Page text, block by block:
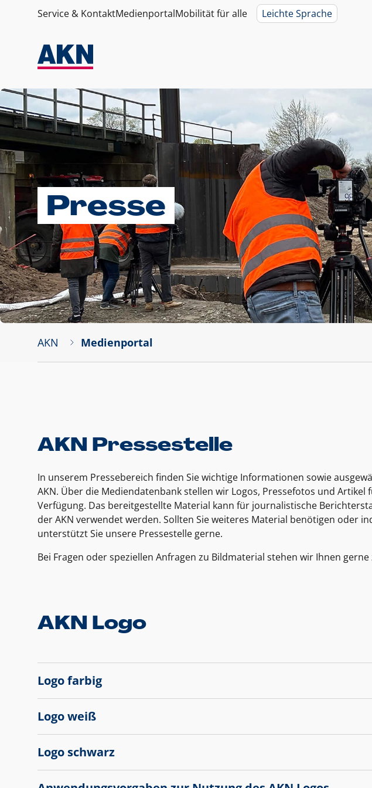
Service & KontaktMedienportalMobilität für alle Leichte Sprache
Presse
AKN Medienportal
AKN Pressestelle
In unserem Pressebereich finden Sie wichtige Informationen sowie
AKN. Über die Mediendatenbank stellen wir Logos, Pressefotos und Artikel
Verfügung. Das bereitgestellte Material kann für journalistische
der AKN verwendet werden. Sollten Sie weiteres Material benötigen oder
unterstützt Sie unsere Pressestelle gerne.
Bei Fragen oder speziellen Anfragen zu Bildmaterial stehen wir Ihnen
AKN Logo
Logo farbig
Logo weiß
Logo schwarz